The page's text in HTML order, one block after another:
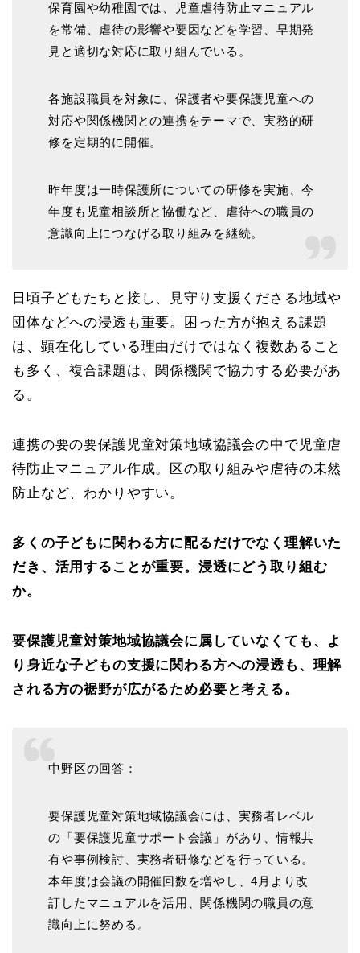
保育園や幼稚園では、児童虐待防止マニュアル
を常備、虐待の影響や要因などを学習、早期発
見と適切な対応に取り組んでいる。
各施設職員を対象に、保護者や要保護児童への
対応や関係機関との連携をテーマで、実務的研
修を定期的に開催。
昨年度は一時保護所についての研修を実施、今
年度も児童相談所と協働など、虐待への職員の
意識向上につなげる取り組みを継続。
日頃子どもたちと接し、見守り支援くださる地域や
団体などへの浸透も重要。困った方が抱える課題
は、顕在化している理由だけではなく複数あること
も多く、複合課題は、関係機関で協力する必要があ
る。
連携の要の要保護児童対策地域協議会の中で児童虐
待防止マニュアル作成。区の取り組みや虐待の未然
防止など、わかりやすい。
多くの子どもに関わる方に配るだけでなく理解いた
だき、活用することが重要。浸透にどう取り組む
か。
要保護児童対策地域協議会に属していなくても、よ
り身近な子どもの支援に関わる方への浸透も、理解
される方の裾野が広がるため必要と考える。
中野区の回答：
要保護児童対策地域協議会には、実務者レベル
の「要保護児童サポート会議」があり、情報共
有や事例検討、実務者研修などを行っている。
本年度は会議の開催回数を増やし、4月より改
訂したマニュアルを活用、関係機関の職員の意
識向上に努める。